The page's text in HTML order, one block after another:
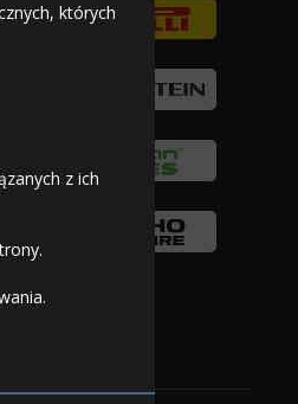
których
z ich